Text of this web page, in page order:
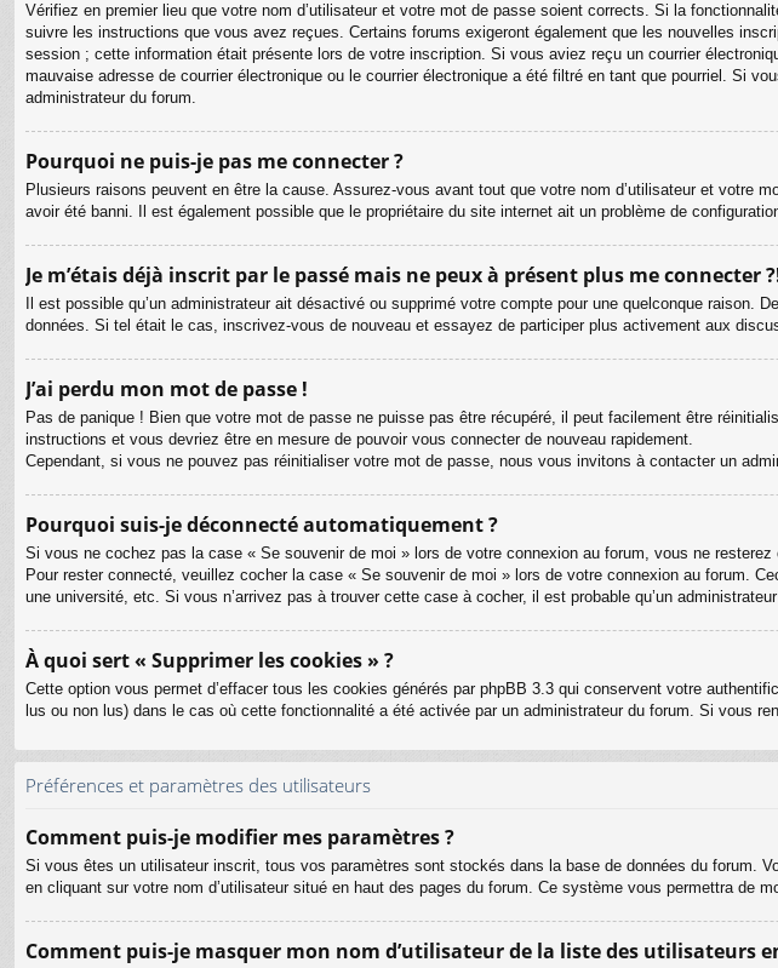
Vérifiez en premier lieu que votre nom d’utilisateur et votre mot de passe soient corrects. Si la
suivre les instructions que vous avez reçues. Certains forums exigeront également que les nouvelles
session ; cette information était présente lors de votre inscription. Si vous aviez reçu un courrier
mauvaise adresse de courrier électronique ou le courrier électronique a été filtré en tant que pourriel. Si
administrateur du forum.
Pourquoi ne puis-je pas me connecter ?
Plusieurs raisons peuvent en être la cause. Assurez-vous avant tout que votre nom d’utilisateur et
avoir été banni. Il est également possible que le propriétaire du site internet ait un problème de
Je m’étais déjà inscrit par le passé mais ne peux à présent plus me connecter
Il est possible qu’un administrateur ait désactivé ou supprimé votre compte pour une quelconque
données. Si tel était le cas, inscrivez-vous de nouveau et essayez de participer plus activement aux
J’ai perdu mon mot de passe !
Pas de panique ! Bien que votre mot de passe ne puisse pas être récupéré, il peut facilement être
instructions et vous devriez être en mesure de pouvoir vous connecter de nouveau rapidement.
Cependant, si vous ne pouvez pas réinitialiser votre mot de passe, nous vous invitons à contacter un
Pourquoi suis-je déconnecté automatiquement ?
Si vous ne cochez pas la case « Se souvenir de moi » lors de votre connexion au forum, vous ne
Pour rester connecté, veuillez cocher la case « Se souvenir de moi » lors de votre connexion au forum.
une université, etc. Si vous n’arrivez pas à trouver cette case à cocher, il est probable qu’un
À quoi sert « Supprimer les cookies » ?
Cette option vous permet d’effacer tous les cookies générés par phpBB 3.3 qui conservent votre
lus ou non lus) dans le cas où cette fonctionnalité a été activée par un administrateur du forum. Si vous
Préférences et paramètres des utilisateurs
Comment puis-je modifier mes paramètres ?
Si vous êtes un utilisateur inscrit, tous vos paramètres sont stockés dans la base de données du forum.
en cliquant sur votre nom d’utilisateur situé en haut des pages du forum. Ce système vous permettra de
Comment puis-je masquer mon nom d’utilisateur de la liste des utilisateurs